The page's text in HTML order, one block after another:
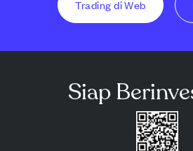
Trading di Web
Siap